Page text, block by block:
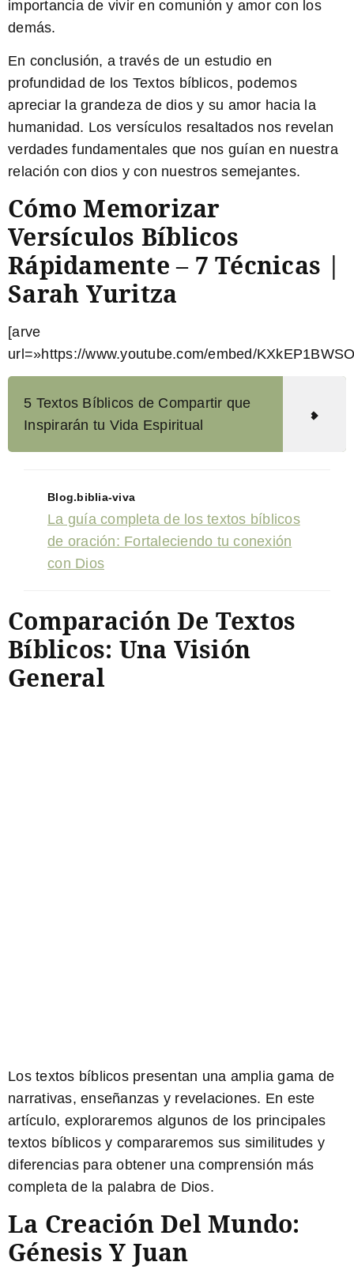
importancia de vivir en comunión y amor con los
demás.
En conclusión, a través de un estudio en
profundidad de los Textos bíblicos, podemos
apreciar la grandeza de dios y su amor hacia la
humanidad. Los versículos resaltados nos revelan
verdades fundamentales que nos guían en nuestra
relación condios y con nuestros semejantes.
Cómo Memorizar
Versículos Bíblicos
Rápidamente – 7 Técnicas |
Sarah Yuritza
[arve
url=»https://www.youtube.com/embed/
5 Textos Bíblicos de Compartir que
Inspirarán tu Vida Espiritual
Blog.biblia-viva
La guía completa de los textos bíblicos
de oración: Fortaleciendo tu conexión
con Dios
Comparación De Textos
Bíblicos: Una Visión
General
Los textos bíblicos presentan una amplia gama de
narrativas, enseñanzas y revelaciones. En este
artículo, exploraremos algunos de los principales
textos bíblicos y compararemos sus similitudes y
diferencias para obtener una comprensión más
completa de la palabra de Dios.
La Creación Del Mundo:
Génesis Y Juan